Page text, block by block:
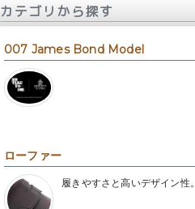
カテゴリから探す
007 James Bond Model
ローファー
履きやすさと高いデザイン性。